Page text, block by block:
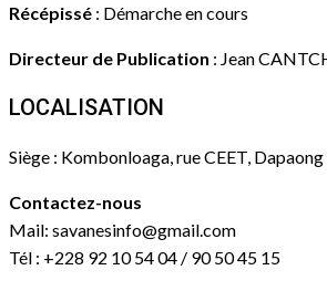
Récépissé : Démarche en cours
Directeur de Publication : Jean
LOCALISATION
Siège : Kombonloaga, rue CEET,
Contactez-nous
Mail: savanesinfo@gmail.com
Tél : +228 92 10 54 04 / 90 50 45 15